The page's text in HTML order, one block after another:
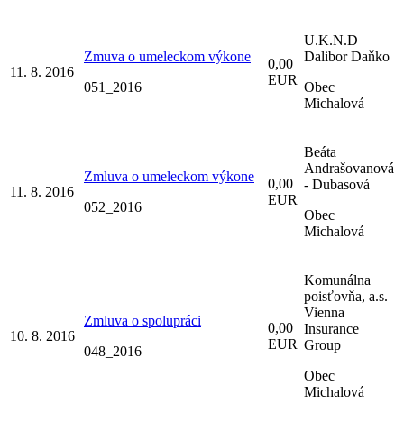
11. 8. 2016
Zmuva o umeleckom výkone
051_2016
0,00
EUR
U.K.N.D
Dalibor Daňko
Obec
Michalová
11. 8. 2016
Zmluva o umeleckom výkone
052_2016
0,00
EUR
Beáta
Andrašovanová
- Dubasová
Obec
Michalová
10. 8. 2016
Zmluva o spolupráci
048_2016
0,00
EUR
Komunálna
poisťovňa, a.s.
Vienna
Insurance
Group
Obec
Michalová